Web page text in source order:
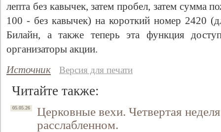
лепта без кавычек, затем пробел, затем сумма
100 - без кавычек) на короткий номер 2420
Билайн, а также теперь эта функция
организаторы акции.
Источник
Версия для печати
Читайте также:
05.05.26
Церковные вехи. Четвертая
расслабленном.